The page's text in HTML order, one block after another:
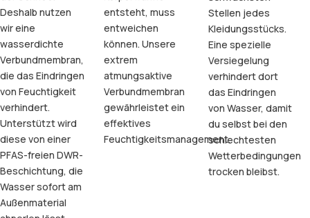
Deshalb nutzen
wir eine
wasserdichte
Verbundmembran,
die das Eindringen
von Feuchtigkeit
verhindert.
Unterstützt wird
diese von einer
PFAS-freien DWR-
Beschichtung, die
Wasser sofort am
Außenmaterial
entsteht, muss
entweichen
können. Unsere
extrem
atmungsaktive
Verbundmembran
gewährleistet ein
effektives
Feuchtigkeitsmanagement.
Stellen jedes
Kleidungsstücks.
Eine spezielle
Versiegelung
verhindert dort
das Eindringen
von Wasser, damit
du selbst bei den
schlechtesten
Wetterbedingungen
trocken bleibst.